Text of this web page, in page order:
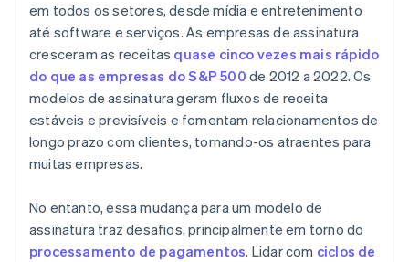
em todos os setores, desde mídia e entretenimento
até software e serviços. As empresas de assinatura
cresceram as receitas quase cinco vezes mais rápido
do que as empresas do S&P 500 de 2012 a 2022. Os
modelos de assinatura geram fluxos de receita
estáveis e previsíveis e fomentam relacionamentos de
longo prazo com clientes, tornando-os atraentes para
muitas empresas.
No entanto, essa mudança para um modelo de
assinatura traz desafios, principalmente em torno do
processamento de pagamentos. Lidar com ciclos de